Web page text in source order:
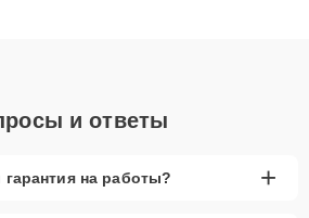
и ответы
на работы? +